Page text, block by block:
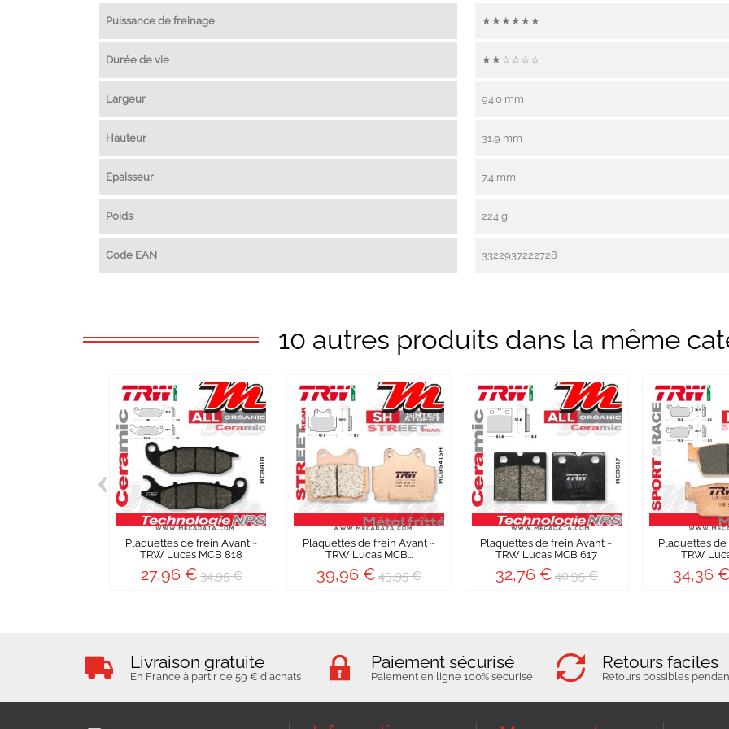
Puissance de freinage ★★★★★★
Durée de vie ★★☆☆☆☆
Largeur 94.0 mm
Hauteur 31.9 mm
Epaisseur 7.4 mm
Poids 224 g
Code EAN 3322937222728
10 autres produits dans la même
Plaquettes de frein Avant ~
TRW Lucas MCB 818
27,96 € 34,95 €
Plaquettes de frein Avant ~
TRW Lucas MCB...
39,96 € 49,95 €
Plaquettes de frein Avant ~
TRW Lucas MCB 617
32,76 € 40,95 €
Plaquettes de
TRW
34,36 €
‹
Livraison gratuite
En France à partir de 59 € d'achats
Paiement sécurisé
Paiement en ligne 100% sécurisé
Retours faciles
Retours possibles